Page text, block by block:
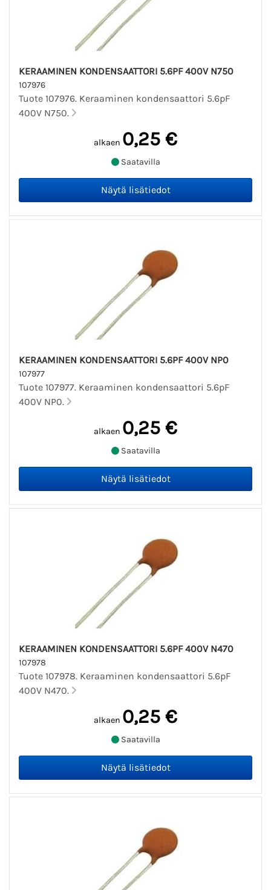
KERAAMINEN KONDENSAATTORI 5.6PF 400V N750
107976
Tuote 107976. Keraaminen kondensaattori 5.6pF
400V N750.
alkaen 0,25 €
Saatavilla
KERAAMINEN KONDENSAATTORI 5.6PF 400V NP0
107977
Tuote 107977. Keraaminen kondensaattori 5.6pF
400V NP0.
alkaen 0,25 €
Saatavilla
KERAAMINEN KONDENSAATTORI 5.6PF 400V N470
107978
Tuote 107978. Keraaminen kondensaattori 5.6pF
400V N470.
alkaen 0,25 €
Saatavilla